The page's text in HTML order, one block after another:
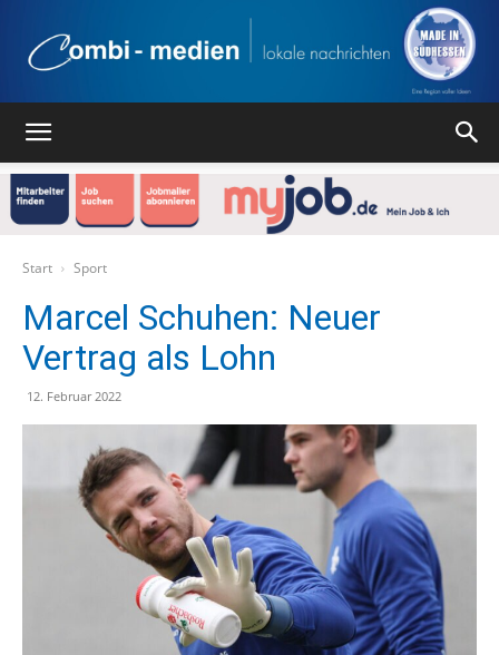
Verlag
Start Sport
Marcel Schuhen: Neuer
Vertrag als Lohn
12. Februar 2022